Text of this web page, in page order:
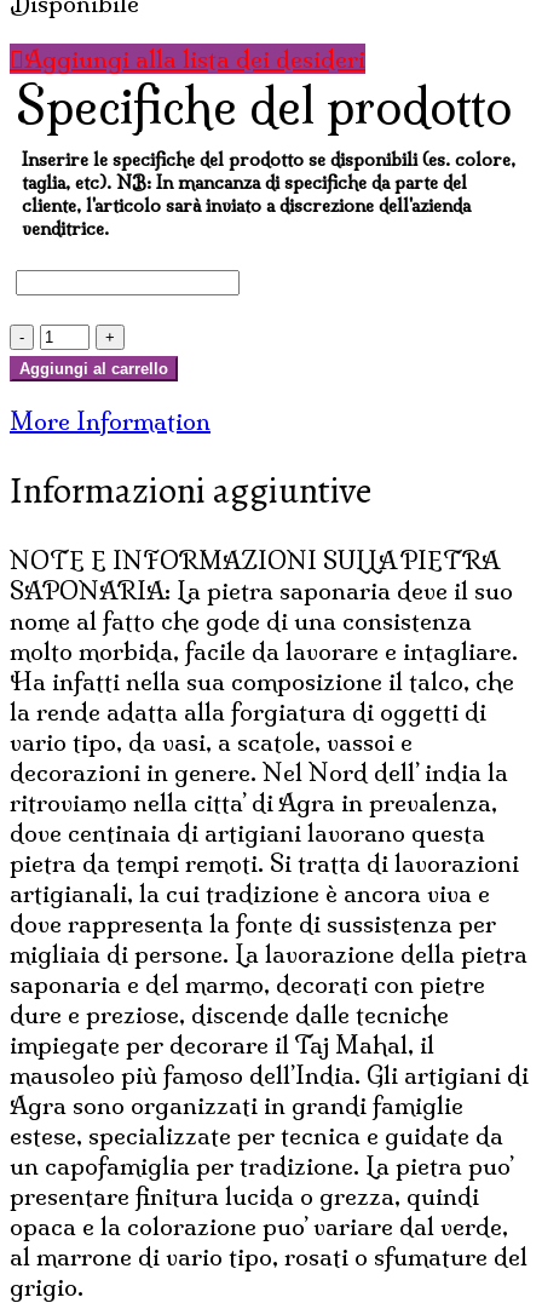
Aggiungi alla lista dei desideri
Specifiche del prodotto
Inserire le specifiche del prodotto se disponibili (es. colore,
taglia, etc). NB: In mancanza di specifiche da parte del
cliente, l'articolo sarà inviato a discrezione dell'azienda
venditrice.
SCATOLA
IN
ROTONDA
CON
COPERCHIO
E
PIEDISTALLO
quantità
Aggiungi al carrello
More Information
Informazioni aggiuntive
NOTE E INFORMAZIONI SULLA PIETRA
SAPONARIA: La pietra saponaria deve il suo
nome al fatto che gode di una consistenza
molto morbida, facile da lavorare e intagliare.
Ha infatti nella sua composizione il talco, che
la rende adatta alla forgiatura di oggetti di
vario tipo, da vasi, a scatole, vassoi e
decorazioni in genere. Nel Nord dell’ india la
ritroviamo nella citta’ di Agra in prevalenza,
dove centinaia di artigiani lavorano questa
pietra da tempi remoti. Si tratta di lavorazioni
artigianali, la cui tradizione è ancora viva e
dove rappresenta la fonte di sussistenza per
migliaia di persone. La lavorazione della pietra
saponaria e del marmo, decorati con pietre
dure e preziose, discende dalle tecniche
impiegate per decorare il Taj Mahal, il
mausoleo più famoso dell’India. Gli artigiani di
Agra sono organizzati in grandi famiglie
estese, specializzate per tecnica e guidate da
un capofamiglia per tradizione. La pietra puo’
presentare finitura lucida o grezza, quindi
opaca e la colorazione puo’ variare dal verde,
al marrone di vario tipo, rosati o sfumature del
grigio.